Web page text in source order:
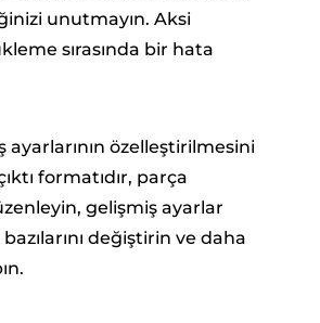
unutmayın. Aksi
sırasında bir hata
ayarlarının özelleştirilmesini
formatıdır, parça
gelişmiş ayarlar
değiştirin ve daha